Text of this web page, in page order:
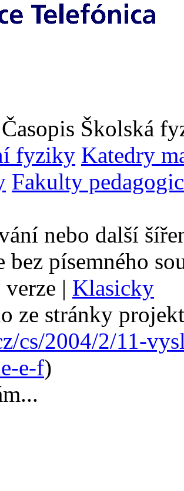
Školská
fyziky Katedry
Fakulty
nebo další
písemného
| Klasicky
ze stránky
cs/2004/2/11-
e-f)